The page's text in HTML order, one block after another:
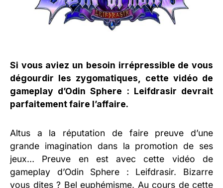
Si vous aviez un besoin irrépressible de vous
dégourdir les zygomatiques, cette vidéo de
gameplay d’Odin Sphere : Leifdrasir devrait
parfaitement faire l’affaire.
Altus a la réputation de faire preuve d’une
grande imagination dans la promotion de ses
jeux… Preuve en est avec cette vidéo de
gameplay d’Odin Sphere : Leifdrasir. Bizarre
vous dites ? Bel euphémisme. Au cours de cette